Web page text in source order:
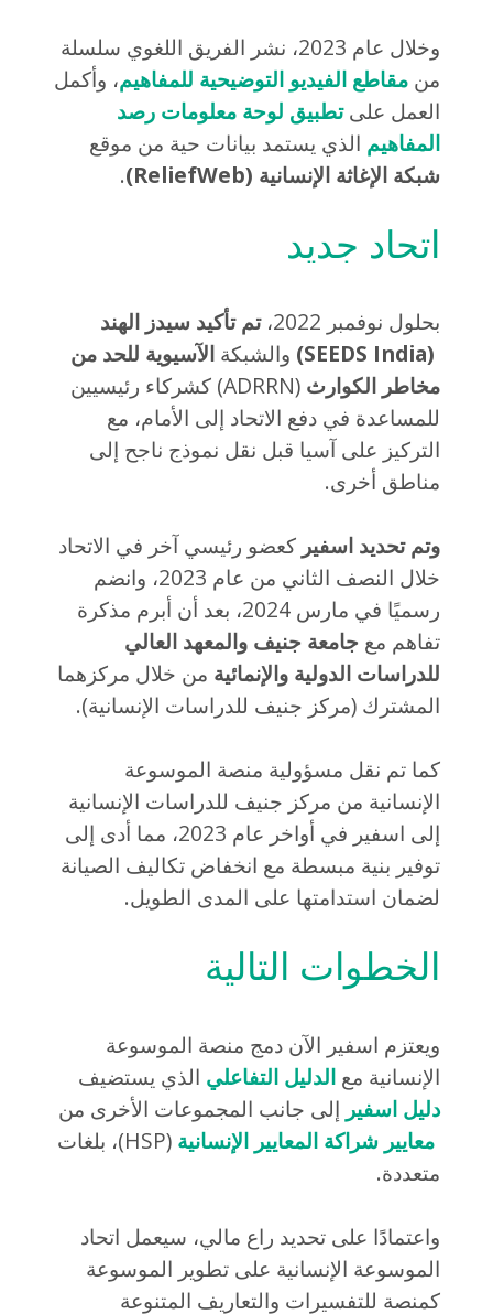
وخلال عام 2023، نشر الفريق اللغوي سلسلة
منمقاطع الفيديو التوضيحية للمفاهيم، وأكمل
العمل علىتطبيق لوحة معلومات رصد
المفاهيم الذي يستمد بيانات حية من موقع
شبكة الإغاثة الإنسانية (ReliefWeb
)
.
اتحاد جديد
بحلول نوفمبر 2022،
تم تأكيد سيدز الهند
(
SEEDS India
) والشبكةالآسيوية للحد من
مخاطر الكوارث
(ADRRN) كشركاء رئيسيين
للمساعدة في دفع الاتحاد إلى الأمام، مع
التركيز على آسيا قبل نقل نموذج ناجح إلى
مناطق أخرى.
وتم تحديد اسفير كعضو رئيسي آخر في الاتحاد
خلال النصف الثاني من عام 2023، وانضم
رسميًا في مارس 2024، بعد أن أبرم مذكرة
تفاهم مع جامعة جنيف والمعهد العالي
للدراسات الدولية والإنمائية من خلال مركزهما
المشترك (مركز جنيف للدراسات الإنسانية).
كما تم نقل مسؤولية منصة الموسوعة
الإنسانية من مركز جنيف للدراسات الإنسانية
إلى اسفير في أواخر عام 2023، مما أدى إلى
توفير بنية مبسطة مع انخفاض تكاليف الصيانة
لضمان استدامتها على المدى الطويل.
الخطوات التالية
ويعتزم اسفير الآن دمج منصة الموسوعة
الإنسانية معالدليل التفاعلي الذي يستضيف
دليل اسفير إلى جانب المجموعات الأخرى من
معايير شراكة المعايير الإنسانية
(HSP)، بلغات
متعددة.
واعتمادًا على تحديد راع مالي، سيعمل اتحاد
الموسوعة الإنسانية على تطوير الموسوعة
كمنصة للتفسيرات والتعاريف المتنوعة